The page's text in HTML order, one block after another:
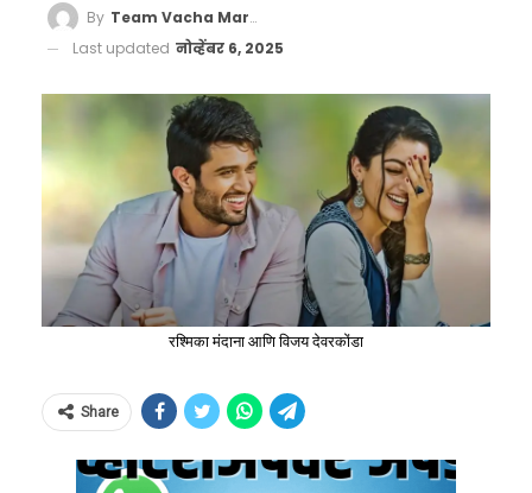
By Team Vacha Marathi
Last updated नोव्हेंबर 6, 2025
रश्मिका मंदाना आणि विजय देवरकोंडा
Share